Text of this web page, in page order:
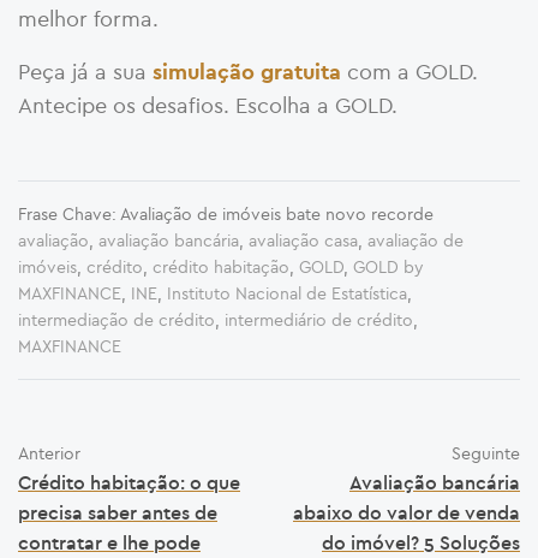
melhor forma.
Peça já a sua simulação gratuita com a GOLD.
Antecipe os desafios. Escolha a GOLD.
Frase Chave: Avaliação de imóveis bate novo recorde
avaliação, avaliação bancária, avaliação casa, avaliação de
imóveis, crédito, crédito habitação, GOLD, GOLD by
MAXFINANCE, INE, Instituto Nacional de Estatística,
intermediação de crédito, intermediário de crédito,
MAXFINANCE
Anterior
Crédito habitação: o que
precisa saber antes de
contratar e lhe pode
Seguinte
Avaliação bancária
abaixo do valor de venda
do imóvel? 5 Soluções